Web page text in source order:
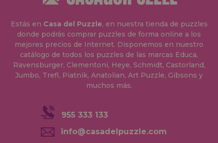
Estás en Casa del Puzzle, en nuestra tienda de puzzles
donde podrás comprar puzzles de forma online a los
mejores precios de Internet. Disponemos en nuestro
catálogo de todos los puzzles de las marcas Educa,
Ravensburger, Clementoni, Heye, Schmidt, Castorland,
Jumbo, Trefl, Piatnik, Anatolian, Art Puzzle, Gibsons y
muchos más.
955 333 133
info@casadelpuzzle.com